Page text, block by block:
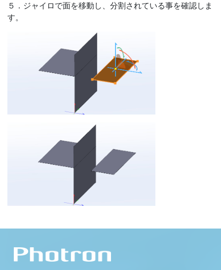
５．ジャイロで面を移動し、分割されている事を確認しま
す。